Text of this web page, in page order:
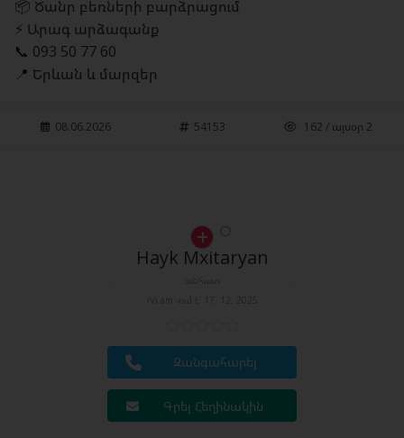
📦 Ծանր բեռների բարձրացում
⚡ Արագ արձագանք
📞 093 50 77 60
📍 Երևան և մարզեր
08.06.2026 54153 162 / այսօր 2
Hayk Mxitaryan
Զանգահարել
Գրել Հեղինակին